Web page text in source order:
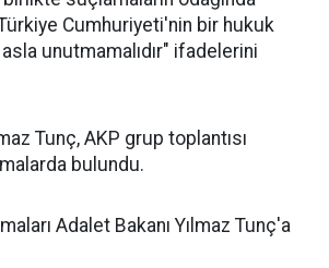
Cumhuriyeti'nin bir hukuk
unutmamalıdır" ifadelerini
Tunç, AKP grup toplantısı
bulundu.
Adalet Bakanı Yılmaz Tunç'a